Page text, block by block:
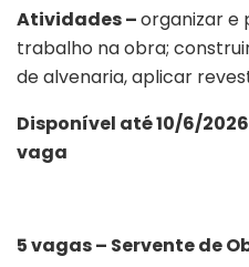
Atividades –organizar e
trabalho na obra;
de alvenaria, aplicar
Disponível até 10/6/
vaga
5 vagas – Servente de